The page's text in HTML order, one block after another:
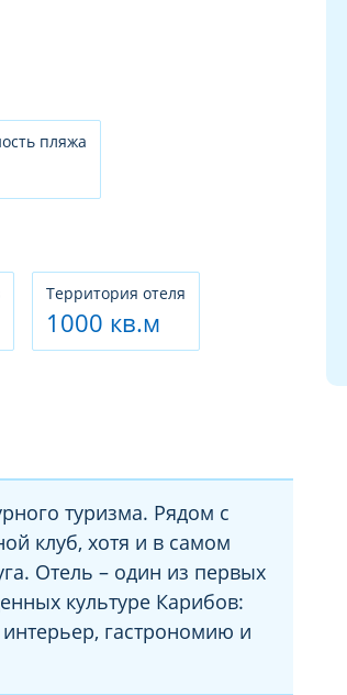
пляжа
Территория отеля
1000 кв.м
туризма. Рядом с
клуб, хотя и в самом
Отель – один из первых
культуре Карибов:
гастрономию и